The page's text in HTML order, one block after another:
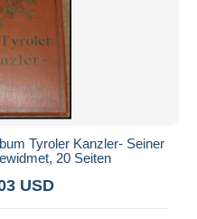
Tyroler Kanzler- Seiner
20 Seiten
USD